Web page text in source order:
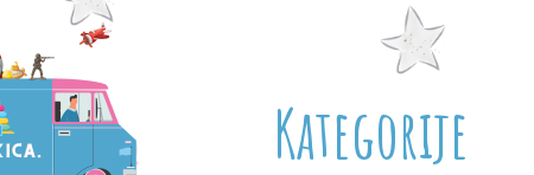
Kategorije